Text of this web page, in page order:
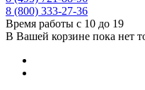
8 (800) 333-27-36
Время работы с 10 до 19
В Вашей корзине пока нет